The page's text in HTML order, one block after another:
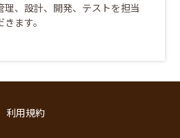
理、設計、開発、テストを担当
ます。
利用規約